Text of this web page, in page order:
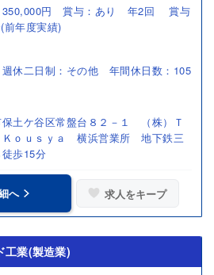
350,000円 賞与：あり 年2回 賞与
前年度実績)
休二日制：その他 年間休日数：105
土ケ谷区常盤台８２－１ （株）Ｔ
Ｋｏｕｓｙａ 横浜営業所 地下鉄三
歩15分
へ 求人をキープ
工業(製造業)